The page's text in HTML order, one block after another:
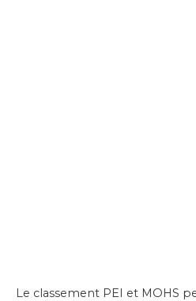
Le classement PEI et MOHS